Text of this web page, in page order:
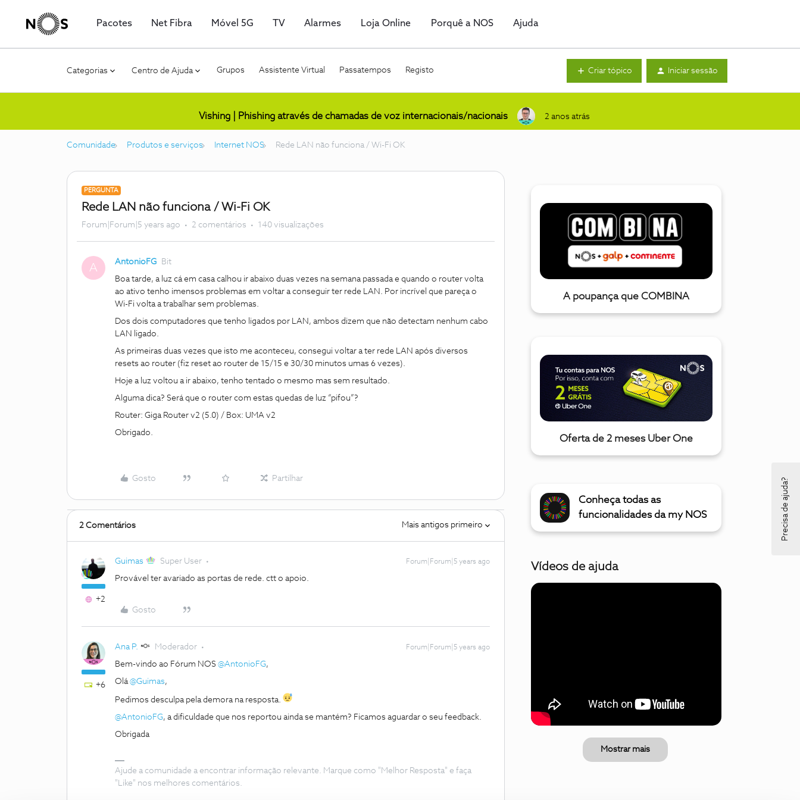
Pacotes Net Fibra Móvel 5G TV Alarmes Loja Online Porquê a NOS Ajuda
Categorias Centro de Ajuda Grupos Assistente Virtual Passatempos Registo Criar tópico Iniciar sessão
Vishing | Phishing através de chamadas de voz internacionais/nacionais 2 anos atrás
Comunidade Produtos e serviços Internet NOS Rede LAN não funciona / Wi-Fi OK
PERGUNTA
Rede LAN não funciona / Wi-Fi OK
Forum|Forum|5 years ago 2 comentários 140 visualizações
A AntonioFG Bit
Boa tarde, a luz cá em casa calhou ir abaixo duas vezes na semana passada e quando o router volta
ao ativo tenho imensos problemas em voltar a conseguir ter rede LAN. Por incrível que pareça o
Wi-Fi volta a trabalhar sem problemas.
Dos dois computadores que tenho ligados por LAN, ambos dizem que não detectam nenhum cabo
LAN ligado.
As primeiras duas vezes que isto me aconteceu, consegui voltar a ter rede LAN após diversos
resets ao router (fiz reset ao router de 15/15 e 30/30 minutos umas 6 vezes).
Hoje a luz voltou a ir abaixo, tenho tentado o mesmo mas sem resultado.
Alguma dica? Será que o router com estas quedas de luz “pifou”?
Router: Giga Router v2 (5.0) / Box: UMA v2
Obrigado.
Gosto Partilhar
2 Comentários Mais antigos primeiro
+2
Guimas Super User Forum|Forum|5 years ago
Provável ter avariado as portas de rede. ctt o apoio.
Gosto
+6
Ana P. Moderador Forum|Forum|5 years ago
Bem-vindo ao Fórum NOS @AntonioFG,
Olá@Guimas,
Pedimos desculpa pela demora na resposta.
@AntonioFG, a dificuldade que nos reportou ainda se mantém? Ficamos aguardar o seu feedback.
Obrigada
Ajude a comunidade a encontrar informação relevante. Marque como "Melhor Resposta" e faça
"Like" nos melhores comentários.
A poupança que COMBINA
Oferta de 2 meses Uber One
Conheça todas as
funcionalidades da my NOS
Vídeos de ajuda
Mostrar mais
Precisa de ajuda?